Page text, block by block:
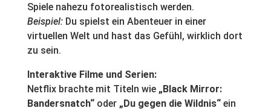
Spiele nahezu fotorealistisch werden.
Beispiel:Du spielst ein Abenteuer in einer
virtuellen Welt und hast das Gefühl, wirklich dort
zu sein.
Interaktive Filme und Serien:
Netflix brachte mit Titeln wie „Black Mirror:
Bandersnatch“oder „Du gegen die Wildnis“ein